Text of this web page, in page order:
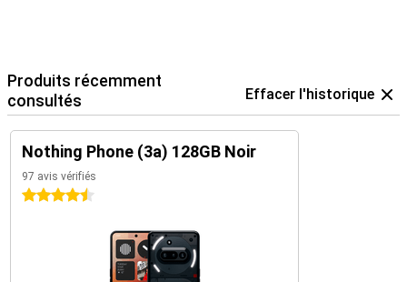
Produits récemment
consultés
Effacer l'historique
Nothing Phone (3a) 128GB Noir
97 avis vérifiés
4.5 étoiles